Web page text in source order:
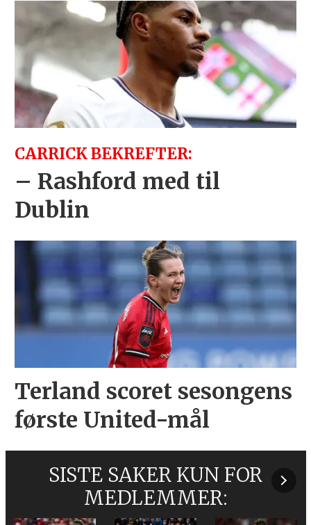
CARRICK BEKREFTER:
– Rashford med til
Dublin
Terland scoret sesongens
første United-mål
SISTE SAKER KUN FOR
MEDLEMMER: